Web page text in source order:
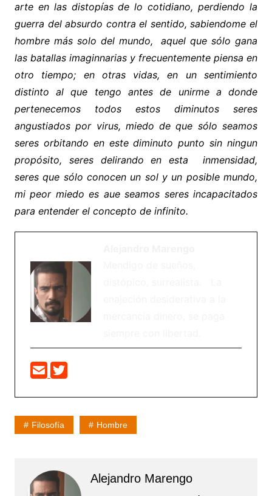
arte en las distopías de lo cotidiano, perdiendo la
guerra del absurdo contra el sentido, sabiendome el
hombre más solo del mundo, aquel que sólo gana
las batallas imaginnarias y frecuentemente piensa en
otro tiempo; en otras vidas, en un sentimiento
distinto al que tengo antes de unirme a donde
pertenecemos todos estos diminutos seres
angustiados por virus, miedo de que sólo seamos
seres orbitando en este diminuto punto sin ningun
propósito, seres delirando en esta inmensidad,
seres que sólo conocen un sol y un posible mundo,
mi peor miedo es aue seamos seres incapacitados
para entender el concepto de infinito.
Filosofía Hombre
Alejandro Marengo